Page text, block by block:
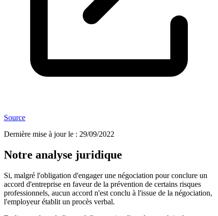
Source
Dernière mise à jour le : 29/09/2022
Notre analyse juridique
Si, malgré l'obligation d'engager une négociation pour conclure un
accord d'entreprise en faveur de la prévention de certains risques
professionnels, aucun accord n'est conclu à l'issue de la négociation,
l'employeur établit un procès verbal.